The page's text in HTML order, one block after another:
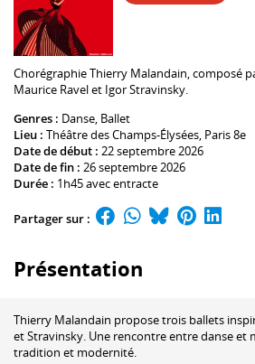
ChorégraphieThierry Malandain, composé
Maurice Ravelet Igor Stravinsky.
Genres : Danse, Ballet
Lieu : Théâtre des Champs-Élysées, Paris 8e
Date de début : 22 septembre 2026
Date de fin : 26 septembre 2026
Durée : 1h45 avec entracte
Partager sur :
Présentation
Thierry Malandain propose trois ballets
et Stravinsky. Une rencontre entre danse et
tradition et modernité.